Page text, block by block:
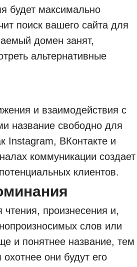
будет максимально
поиск вашего сайта для
домен занят,
альтернативные
и взаимодействия с
название свободно для
Instagram, ВКонтакте и
коммуникации создает
клиентов.
произнесения и,
слов или
и понятнее название, тем
они будут его